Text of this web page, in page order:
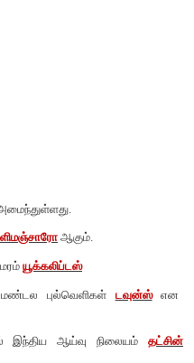
கிழக்கு நோக்கி பாயும்
புகழ்பெற்றது.